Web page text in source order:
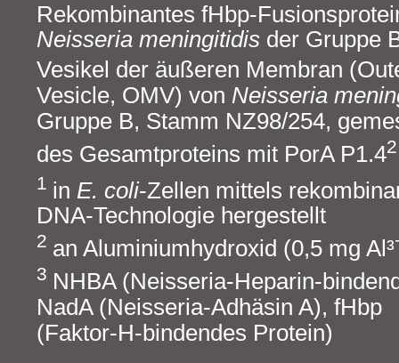
Rekombinantes
Neisseria meningitidis der Gruppe
Vesikel der äußeren Membran
Vesicle, OMV) von Neisseria
Gruppe B, Stamm NZ98/254,
des Gesamtproteins mit PorA P1.42
1 in E. coli‑Zellen mittels
DNA‑Technologie hergestellt
2 an Aluminiumhydroxid (0,5 mg Al³
3 NHBA
NadA (Neisseria‑Adhäsin A), fHbp
(Faktor‑H‑bindendes Protein)